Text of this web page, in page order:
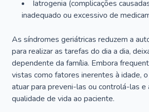
Iatrogenia (complicações
inadequado ou excessivo de
As síndromes geriátricas reduzem a
para realizar as tarefas do dia a dia,
dependente da família. Embora
vistas como fatores inerentes à idade,
atuar para preveni-las ou controlá-las e
qualidade de vida ao paciente.